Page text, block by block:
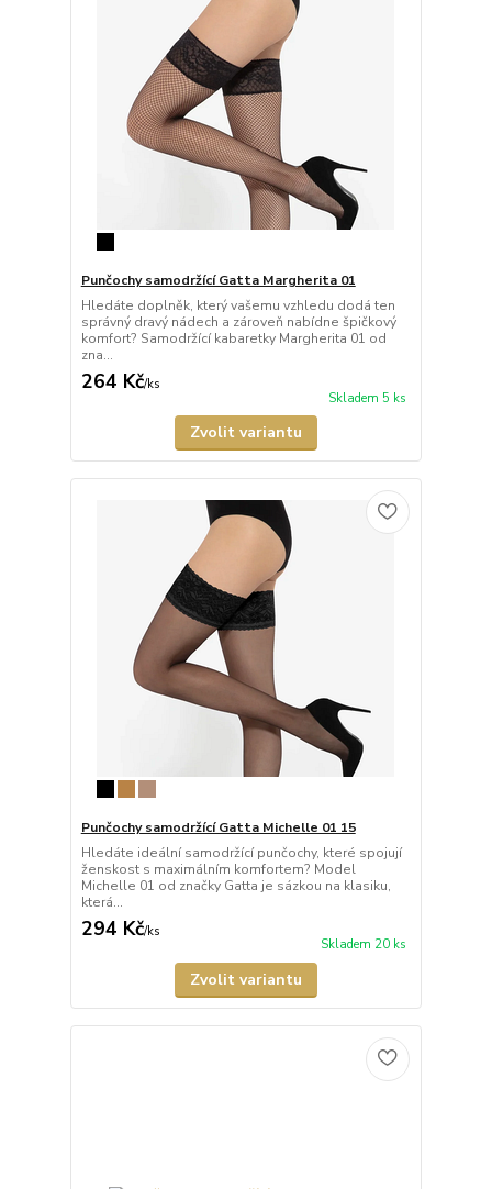
Punčochy samodržící Gatta Margherita 01
Hledáte doplněk, který vašemu vzhledu dodá ten
správný dravý nádech a zároveň nabídne špičkový
komfort? Samodržící kabaretky Margherita 01 od
zna...
264 Kč/ks
Skladem 5 ks
Zvolit variantu
Punčochy samodržící Gatta Michelle 01 15
Hledáte ideální samodržící punčochy, které spojují
ženskost s maximálním komfortem? Model
Michelle 01 od značky Gatta je sázkou na klasiku,
která...
294 Kč/ks
Skladem 20 ks
Zvolit variantu